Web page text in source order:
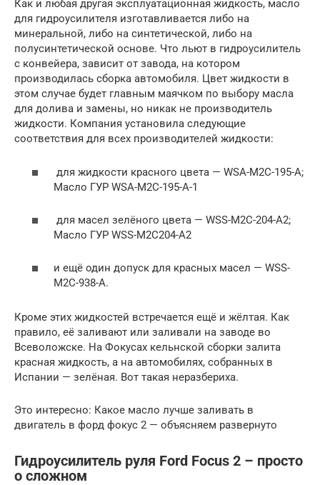
Как и любая другая эксплуатационная жидкость, масло
для гидроусилителя изготавливается либо на
минеральной, либо на синтетической, либо на
полусинтетической основе. Что льют в гидроусилитель
с конвейера, зависит от завода, на котором
производилась сборка автомобиля. Цвет жидкости в
этом случае будет главным маячком по выбору масла
для долива и замены, но никак не производитель
жидкости. Компания установила следующие
соответствия для всех производителей жидкости:
для жидкости красного цвета — WSA-M2C-195-A;
Масло ГУР WSA-M2C-195-A-1
для масел зелёного цвета — WSS-M2C-204-A2;
Масло ГУР WSS-M2C204-A2
и ещё один допуск для красных масел — WSS-
M2C-938-A.
Кроме этих жидкостей встречается ещё и жёлтая. Как
правило, её заливают или заливали на заводе во
Всеволожске. На Фокусах кельнской сборки залита
красная жидкость, а на автомобилях, собранных в
Испании — зелёная. Вот такая неразбериха.
Это интересно: Какое масло лучше заливать в
двигатель в форд фокус 2 — объясняем развернуто
Гидроусилитель руля Ford Focus 2 – просто
о сложном